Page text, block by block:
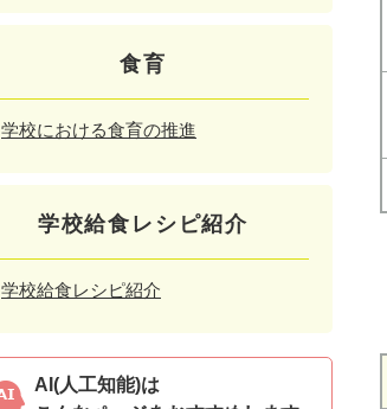
食育
学校における食育の推進
学校給食レシピ紹介
学校給食レシピ紹介
AI(人工知能)は